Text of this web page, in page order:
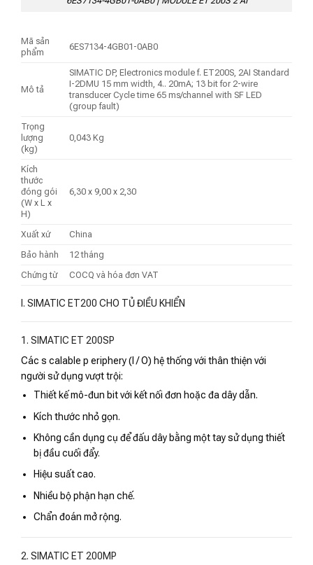
Mã sản
phẩm
6ES7134-4GB01-0AB0
Mô tả
SIMATIC DP, Electronics module f. ET200S, 2AI Standard
I-2DMU 15 mm width, 4.. 20mA; 13 bit for 2-wire
transducer Cycle time 65 ms/channel with SF LED
(group fault)
Trọng
lượng
(kg)
0,043 Kg
Kích
thước
đóng gói
(W x L x
H)
6,30 x 9,00 x 2,30
Xuất xứ
China
Bảo hành
12 tháng
Chứng từ
COCQ và hóa đơn VAT
I. SIMATIC ET200 CHO TỦ ĐIỀU KHIỂN
1. SIMATIC ET 200SP
Các s calable p eriphery (I / O) hệ thống với thân thiện với
người sử dụng vượt trội:
Thiết kế mô-đun bit với kết nối đơn hoặc đa dây dẫn.
Kích thước nhỏ gọn.
Không cần dụng cụ để đấu dây bằng một tay sử dụng thiết
bị đầu cuối đẩy.
Hiệu suất cao.
Nhiều bộ phận hạn chế.
Chẩn đoán mở rộng.
2. SIMATIC ET 200MP